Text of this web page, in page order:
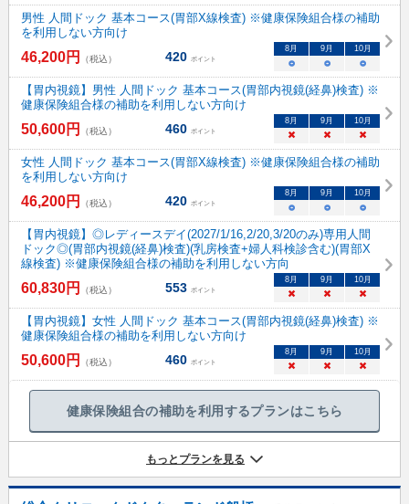
男性 人間ドック 基本コース(胃部X線検査) ※健康保険組合様の補助
を利用しない方向け
46,200円 （税込） 420 ポイント
8月 9月 10月
○ ○ ○
【胃内視鏡】男性 人間ドック 基本コース(胃部内視鏡(経鼻)検査) ※
健康保険組合様の補助を利用しない方向け
50,600円 （税込） 460 ポイント
8月 9月 10月
× × ×
女性 人間ドック 基本コース(胃部X線検査) ※健康保険組合様の補助
を利用しない方向け
46,200円 （税込） 420 ポイント
8月 9月 10月
○ ○ ○
【胃内視鏡】◎レディースデイ(2027/1/16,2/20,3/20のみ)専用人間
ドック◎(胃部内視鏡(経鼻)検査)(乳房検査+婦人科検診含む)(胃部X
線検査) ※健康保険組合様の補助を利用しない方向
60,830円 （税込） 553 ポイント
8月 9月 10月
× × ×
【胃内視鏡】女性 人間ドック 基本コース(胃部内視鏡(経鼻)検査) ※
健康保険組合様の補助を利用しない方向け
50,600円 （税込） 460 ポイント
8月 9月 10月
× × ×
健康保険組合の補助を利用するプランはこちら
もっとプランを見る